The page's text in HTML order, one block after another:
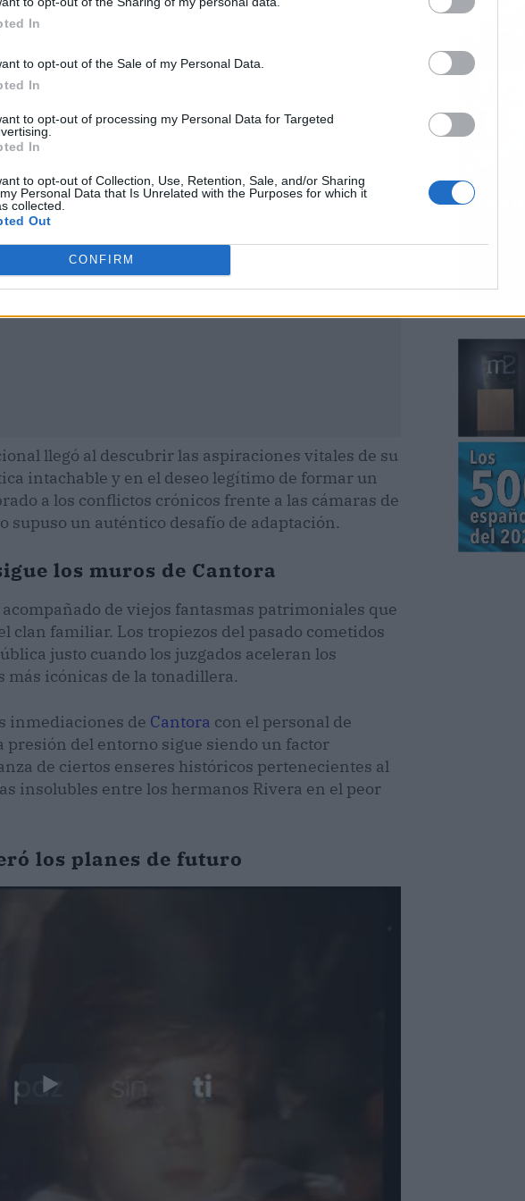
In
to opt-out of the Sale of my Personal Data.
In
to opt-out of processing my Personal Data for Targeted
In
to opt-out of Collection, Use, Retention, Sale, and/or Sharing
Personal Data that Is Unrelated with the Purposes for which it
collected.
Out
CONFIRM
llegó al descubrir las aspiraciones vitales de su
intachable y en el deseo legítimo de formar un
a los conflictos crónicos frente a las cámaras de
un auténtico desafío de adaptación.
los muros de Cantora
de viejos fantasmas patrimoniales que
familiar. Los tropiezos del pasado cometidos
justo cuando los juzgados aceleran los
más icónicas de la tonadillera.
inmediaciones de Cantora con el personal de
presión del entorno sigue siendo un factor
de ciertos enseres históricos pertenecientes al
insolubles entre los hermanos Rivera en el peor
los planes de futuro